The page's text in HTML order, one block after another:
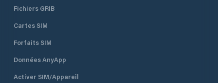
Fichiers GRIB
Cartes SIM
Forfaits SIM
Données AnyApp
Activer SIM/Appareil